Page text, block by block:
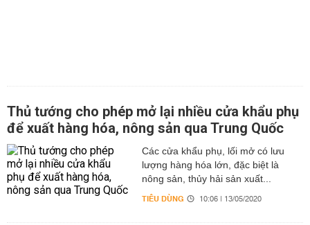
Thủ tướng cho phép mở lại nhiều cửa khẩu phụ
để xuất hàng hóa, nông sản qua Trung Quốc
Các cửa khẩu phụ, lối mở có lưu
lượng hàng hóa lớn, đặc biệt là
nông sản, thủy hải sản xuất...
TIÊU DÙNG 10:06 | 13/05/2020